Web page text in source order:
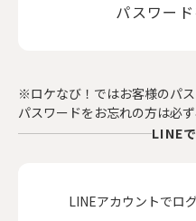
パスワー
※ロケなび！ではお客様のパ
パスワードをお忘れの方は必
LINE
LINEアカウントでロ